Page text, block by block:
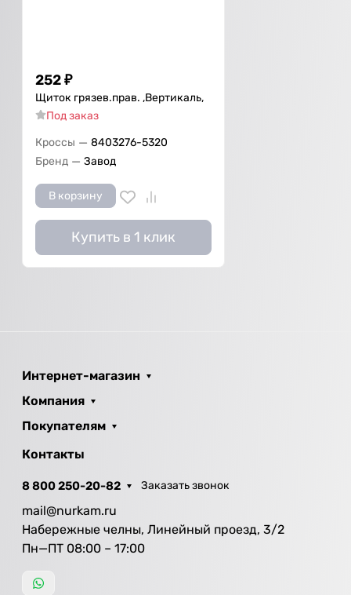
252₽
Щиток грязев.прав. ,Вертикаль,
Под заказ
Кроссы — 8403276-5320
Бренд — Завод
В корзину
Купить в 1 клик
Интернет-магазин
Компания
Покупателям
Контакты
8 800 250-20-82 Заказать звонок
mail@nurkam.ru
Набережные челны, Линейный проезд, 3/2
Пн—ПТ 08:00 – 17:00